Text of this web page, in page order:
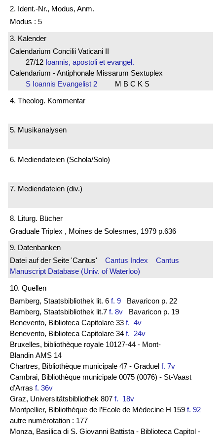
2. Ident.-Nr., Modus, Anm.
Modus : 5
3. Kalender
Calendarium Concilii Vaticani II
27/12 Ioannis, apostoli et evangel.
Calendarium - Antiphonale Missarum Sextuplex
S Ioannis Evangelist 2
M B C K S
4. Theolog. Kommentar
5. Musikanalysen
6. Mediendateien (Schola/Solo)
7. Mediendateien (div.)
8. Liturg. Bücher
Graduale Triplex , Moines de Solesmes, 1979 p.636
9. Datenbanken
Datei auf der Seite 'Cantus' Cantus Index
Cantus
Manuscript Database (Univ. of Waterloo)
10. Quellen
Bamberg, Staatsbibliothek lit. 6 f. 9 Bavaricon p. 22
Bamberg, Staatsbibliothek lit.7 f. 8v Bavaricon p. 19
Benevento, Biblioteca Capitolare 33 f. 4v
Benevento, Biblioteca Capitolare 34 f. 24v
Bruxelles, bibliothèque royale 10127-44 - Mont-
Blandin AMS 14
Chartres, Bibliothèque municipale 47 - Graduel f. 7v
Cambrai, Bibliothèque municipale 0075 (0076) - St-Vaast
d’Arras f. 36v
Graz, Universitätsbibliothek 807 f. 18v
Montpellier, Bibliothèque de l’Ecole de Médecine H 159 f. 92
autre numérotation : 177
Monza, Basilica di S. Giovanni Battista - Biblioteca Capitol -